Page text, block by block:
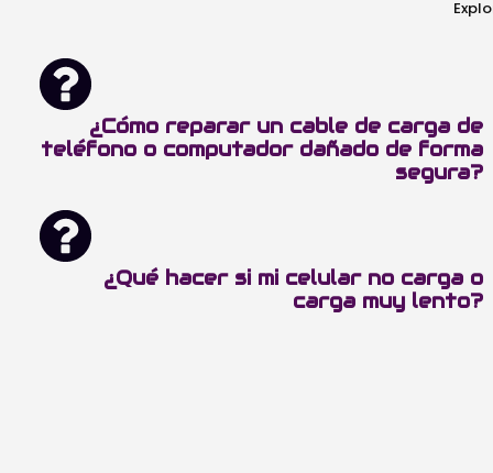
¿Cómo reparar un cable de carga de
teléfono o computador dañado de forma
segura?
¿Qué hacer si mi celular no carga o
carga muy lento?